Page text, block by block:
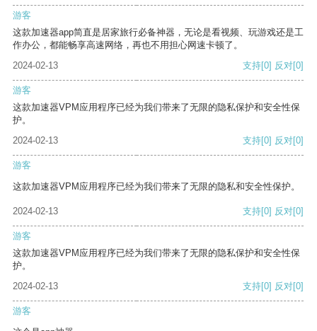
游客
这款加速器app简直是居家旅行必备神器，无论是看视频、玩游戏还是工
作办公，都能畅享高速网络，再也不用担心网速卡顿了。
2024-02-13
支持[0] 反对[0]
游客
这款加速器VPM应用程序已经为我们带来了无限的隐私保护和安全性保
护。
2024-02-13
支持[0] 反对[0]
游客
这款加速器VPM应用程序已经为我们带来了无限的隐私和安全性保护。
2024-02-13 支持[0] 反对[0]
游客
这款加速器VPM应用程序已经为我们带来了无限的隐私保护和安全性保
护。
2024-02-13
支持[0] 反对[0]
游客